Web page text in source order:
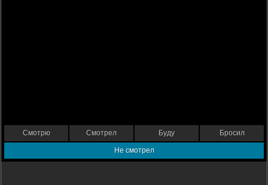
Смотрю Смотрел Буду Бросил
Не смотрел